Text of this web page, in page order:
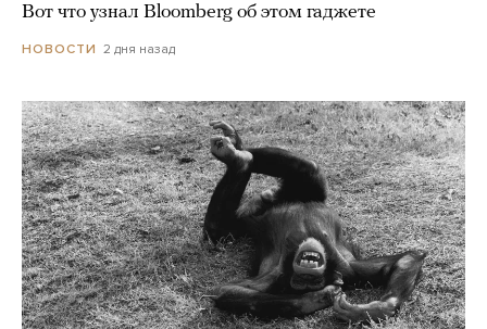
Вот что узнал Bloomberg об этом гаджете
НОВОСТИ 2 дня назад